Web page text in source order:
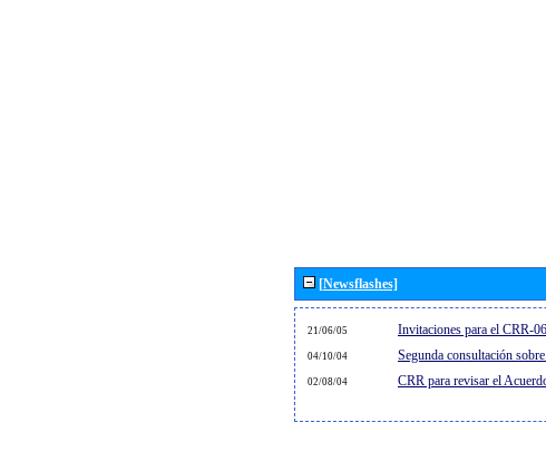
[Newsflashes]
21/06/05 Invitaciones para el CRR-
04/10/04 Segunda consultación
02/08/04 CRR para revisar el